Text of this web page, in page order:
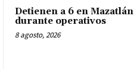
Detienen a 6 en Mazatlán
durante operativos
8 agosto, 2026